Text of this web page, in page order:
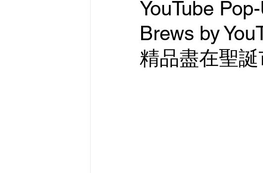
YouTube
Brews by
精品盡在聖